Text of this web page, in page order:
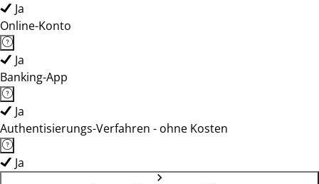
Ja
Online-Konto
Ja
Banking-App
Ja
Authentisierungs-Verfahren - ohne Kosten
Ja